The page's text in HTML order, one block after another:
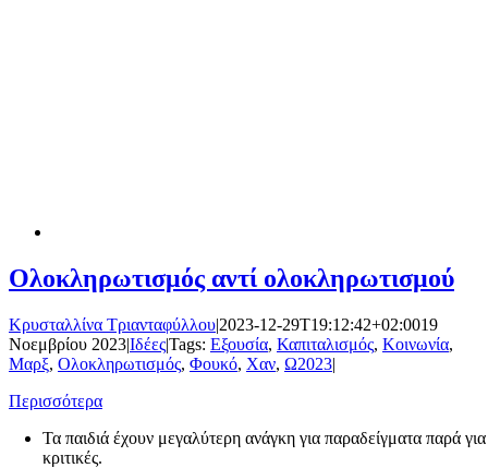
Ολοκληρωτισμός αντί ολοκληρωτισμού
Κρυσταλλίνα Τριανταφύλλου|2023-12-29T19:12:42+02:0019
Νοεμβρίου 2023|Ιδέες|Tags: Εξουσία, Καπιταλισμός, Κοινωνία,
Μαρξ, Ολοκληρωτισμός, Φουκό, Χαν, Ω2023|
Περισσότερα
Τα παιδιά έχουν μεγαλύτερη ανάγκη για παραδείγματα παρά για
κριτικές.